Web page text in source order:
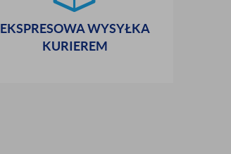
EKSPRESOWA WYSYŁKA
KURIEREM